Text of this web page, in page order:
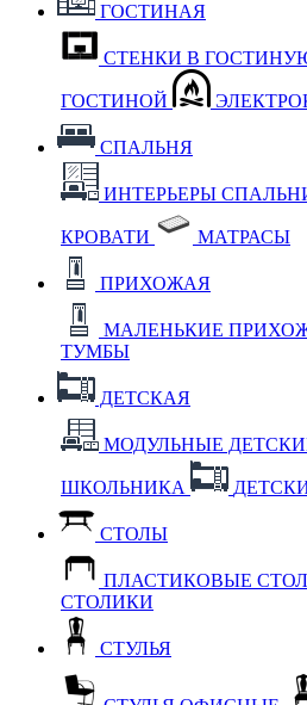
ГОСТИНАЯ
СТЕНКИ В
ГОСТИНОЙ
СПАЛЬНЯ
ИНТЕРЬЕРЫ
КРОВАТИ МАТРАСЫ
ПРИХОЖАЯ
МАЛЕНЬКИЕ
ТУМБЫ
ДЕТСКАЯ
МОДУЛЬНЫЕ
ШКОЛЬНИКА
СТОЛЫ
ПЛАСТИКОВЫЕ
СТОЛИКИ
СТУЛЬЯ